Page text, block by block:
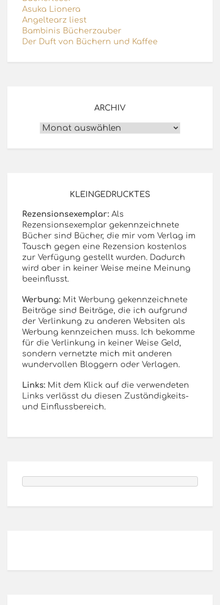
Asuka Lionera
Angeltearz liest
Bambinis Bücherzauber
Der Duft von Büchern und Kaffee
ARCHIV
Archiv
KLEINGEDRUCKTES
Rezensionsexemplar: Als
Rezensionsexemplar gekennzeichnete
Bücher sind Bücher, die mir vom Verlag im
Tausch gegen eine Rezension kostenlos
zur Verfügung gestellt wurden. Dadurch
wird aber in keiner Weise meine Meinung
beeinflusst.
Werbung: Mit Werbung gekennzeichnete
Beiträge sind Beiträge, die ich aufgrund
der Verlinkung zu anderen Websiten als
Werbung kennzeichen muss. Ich bekomme
für die Verlinkung in keiner Weise Geld,
sondern vernetzte mich mit anderen
wundervollen Bloggern oder Verlagen.
Links: Mit dem Klick auf die verwendeten
Links verlässt du diesen Zuständigkeits-
und Einflussbereich.